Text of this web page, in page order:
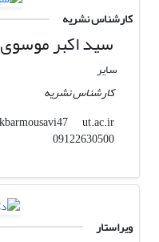
کارشناس نشریه
سید اکبر موسوی
سایر
کارشناس نشریه
akbarmousavi47
ut.ac.ir
09122630500
ویراستار